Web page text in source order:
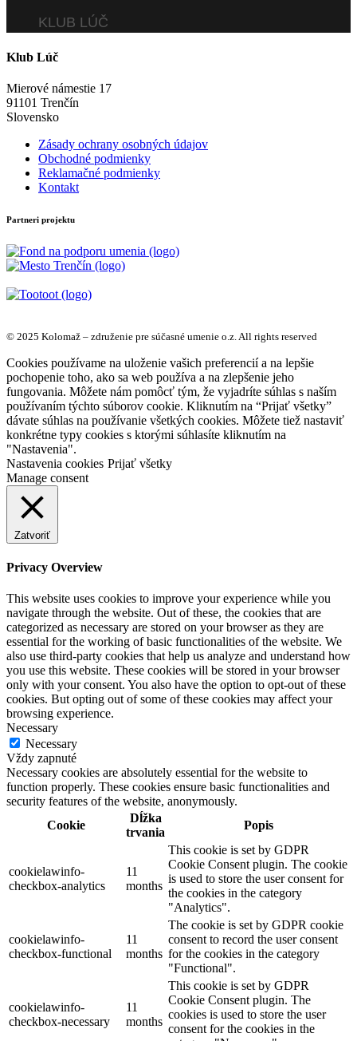
KLUB LÚČ
Klub Lúč
Mierové námestie 17
91101 Trenčín
Slovensko
Zásady ochrany osobných údajov
Obchodné podmienky
Reklamačné podmienky
Kontakt
Partneri projektu
© 2025 Kolomaž – združenie pre súčasné umenie o.z. All rights reserved
Cookies používame na uloženie vašich preferencií a na lepšie
pochopenie toho, ako sa web používa a na zlepšenie jeho
fungovania. Môžete nám pomôcť tým, že vyjadríte súhlas s naším
používaním týchto súborov cookie. Kliknutím na “Prijať všetky”
dávate súhlas na používanie všetkých cookies. Môžete tiež nastaviť
konkrétne typy cookies s ktorými súhlasíte kliknutím na
"Nastavenia".
Nastavenia cookies Prijať všetky
Manage consent
Zatvoriť
Privacy Overview
This website uses cookies to improve your experience while you
navigate through the website. Out of these, the cookies that are
categorized as necessary are stored on your browser as they are
essential for the working of basic functionalities of the website. We
also use third-party cookies that help us analyze and understand how
you use this website. These cookies will be stored in your browser
only with your consent. You also have the option to opt-out of these
cookies. But opting out of some of these cookies may affect your
browsing experience.
Necessary
Necessary
Vždy zapnuté
Necessary cookies are absolutely essential for the website to
function properly. These cookies ensure basic functionalities and
security features of the website, anonymously.
Cookie
Dĺžka
trvania
Popis
cookielawinfo-
checkbox-analytics
11
months
This cookie is set by GDPR
Cookie Consent plugin. The cookie
is used to store the user consent for
the cookies in the category
"Analytics".
cookielawinfo-
checkbox-functional
11
months
The cookie is set by GDPR cookie
consent to record the user consent
for the cookies in the category
"Functional".
cookielawinfo-
checkbox-necessary
11
months
This cookie is set by GDPR
Cookie Consent plugin. The
cookies is used to store the user
consent for the cookies in the